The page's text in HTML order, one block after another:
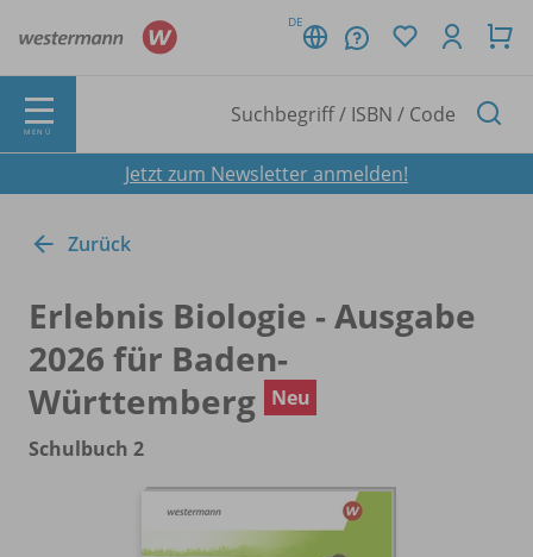
DE
MENÜ
Jetzt zum Newsletter anmelden!
Zurück
Erlebnis Biologie - Ausgabe
2026 für Baden-
Württemberg
Neu
Schulbuch 2